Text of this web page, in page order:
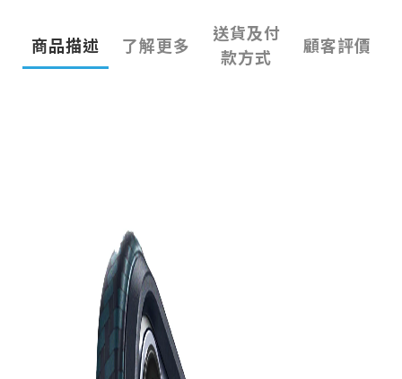
商品描述 了解更多
送貨及付
款方式
顧客評價